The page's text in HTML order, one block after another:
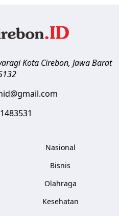
Kota Cirebon, Jawa Barat
Nasional
Bisnis
Olahraga
Kesehatan